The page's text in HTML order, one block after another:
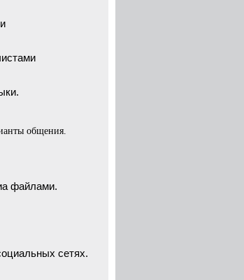
общения.
файлами.
сетях.